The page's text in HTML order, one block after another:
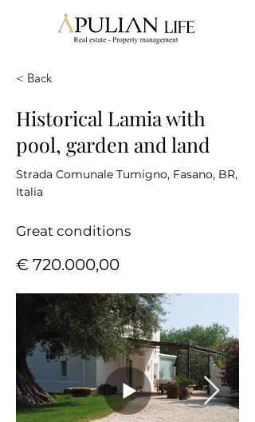
< Back
Historical Lamia with
pool, garden and land
Strada Comunale Tumigno, Fasano, BR,
Italia
Great conditions
€ 720.000,00